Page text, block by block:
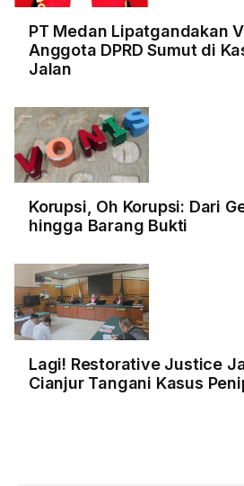
PT Medan Lipatgandakan
Anggota DPRD Sumut di
Jalan
Korupsi, Oh Korupsi: Dari
hingga Barang Bukti
Lagi! Restorative Justice
Cianjur Tangani Kasus